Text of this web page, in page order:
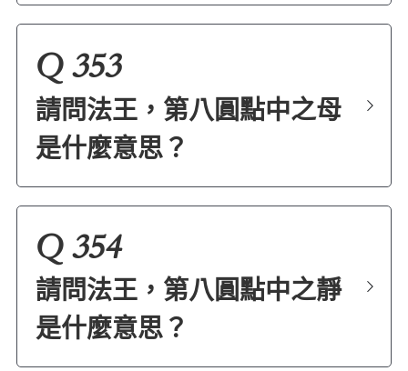
Q 353
請問法王，第八圓點中之母
是什麼意思？
Q 354
請問法王，第八圓點中之靜
是什麼意思？